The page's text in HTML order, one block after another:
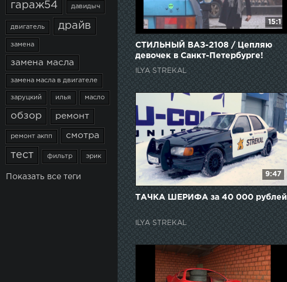
гараж54 давидыч
двигатель драйв
замена
замена масла
замена масла в двигателе
заруцкий илья масло
обзор ремонт
ремонт акпп смотра
тест фильтр эрик
Показать все теги
15:1
СТИЛЬНЫЙ ВАЗ-2108 / Цепляю
девочек в Санкт-Петербурге!
АВТО-ПРИГОВОР #4
ILYA STREKAL
9:47
ТАЧКА ШЕРИФА за 40 000 рублей
ILYA STREKAL